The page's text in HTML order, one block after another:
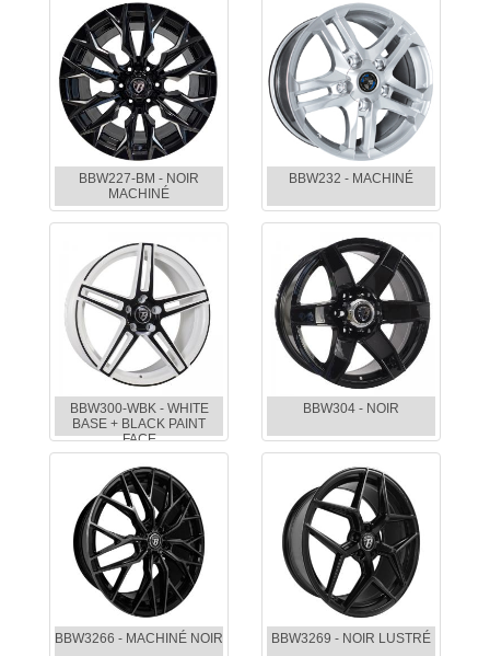
BBW227-BM - NOIR
MACHINÉ
BBW232 - MACHINÉ
BBW300-WBK - WHITE
BASE + BLACK PAINT
FACE
BBW304 - NOIR
BBW3266 - MACHINÉ NOIR BBW3269 - NOIR LUSTRÉ